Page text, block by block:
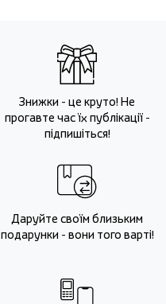
Знижки - це круто! Не
прогавте час їх публікації -
підпишіться!
Даруйте своїм близьким
подарунки - вони того варті!